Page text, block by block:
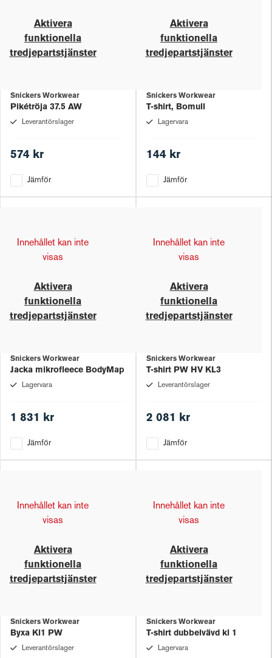
Aktivera
funktionella
tredjepartstjänster
Snickers Workwear
Pikétröja 37.5 AW
Leverantörslager
574 kr
Jämför
Aktivera
funktionella
tredjepartstjänster
Snickers Workwear
T-shirt, Bomull
Lagervara
144 kr
Jämför
Innehållet kan inte
visas
Aktivera
funktionella
tredjepartstjänster
Snickers Workwear
Jacka mikrofleece BodyMap
Lagervara
1 831 kr
Jämför
Innehållet kan inte
visas
Aktivera
funktionella
tredjepartstjänster
Snickers Workwear
T-shirt PW HV KL3
Leverantörslager
2 081 kr
Jämför
Innehållet kan inte
visas
Aktivera
funktionella
tredjepartstjänster
Snickers Workwear
Byxa Kl1 PW
Leverantörslager
Innehållet kan inte
visas
Aktivera
funktionella
tredjepartstjänster
Snickers Workwear
T-shirt dubbelvävd kl 1
Lagervara